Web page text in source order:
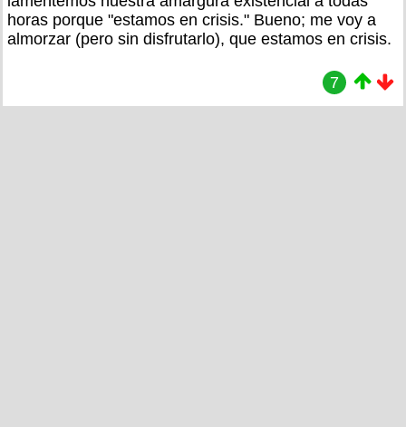
horas porque "estamos en crisis." Bueno; me voy a
almorzar (pero sin disfrutarlo), que estamos en crisis.
7